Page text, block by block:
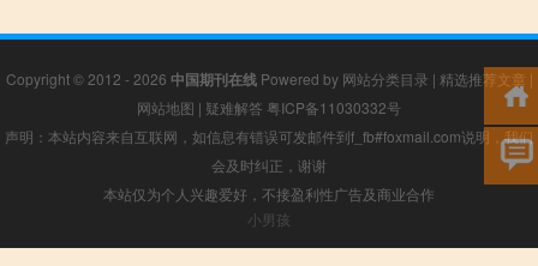
Copyright © 2012 - 2026 中国期刊在线Powered by 网站分类目录 | 精选推荐文章 |
网站地图 | 疑难解答 粤ICP备11030332号
声明：本站内容来自互联网，如信息有错误可发邮件到f_fb#foxmail.com说明，我们
会及时纠正，谢谢
本站仅为个人兴趣爱好，不接盈利性广告及商业合作
小男孩